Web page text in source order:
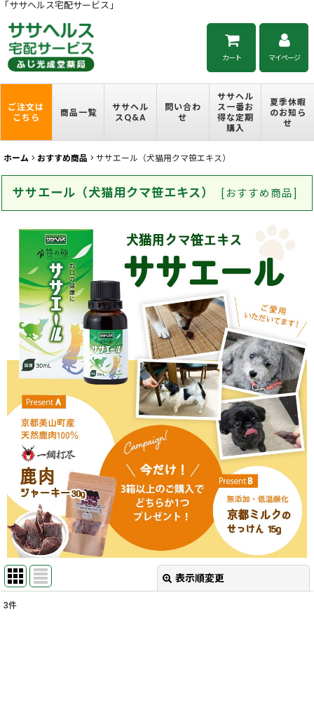
「ササヘルス宅配サービス」
カート マイページ
ご注文は
こちら
商品一覧
ササヘル
スQ&A
問い合わ
せ
ササヘル
ス一番お
得な定期
購入
夏季休暇
のお知ら
せ
ホーム > おすすめ商品 > ササエール（犬猫用クマ笹エキス）
ササエール（犬猫用クマ笹エキス） [ おすすめ商品 ]
表示順変更
3件